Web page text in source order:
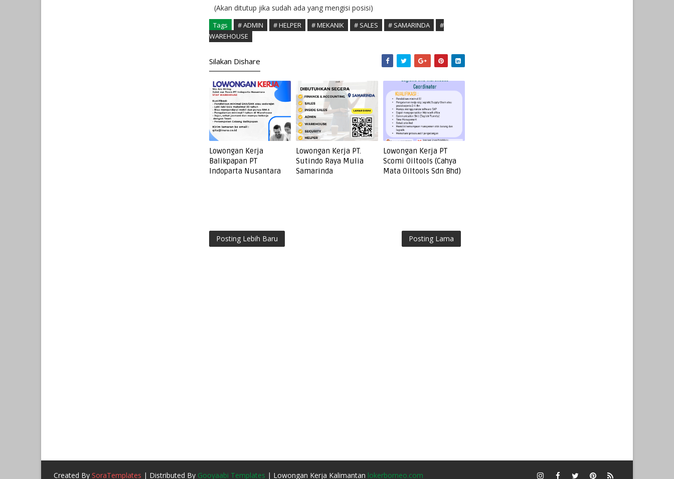
(Akan ditutup jika sudah ada yang mengisi posisi)
Tags # ADMIN # HELPER # MEKANIK # SALES # SAMARINDA
#
WAREHOUSE
Silakan Dishare
Lowongan Kerja
Balikpapan PT
Indoparta Nusantara
Lowongan Kerja PT.
Sutindo Raya Mulia
Samarinda
Lowongan Kerja PT
Scomi Oiltools (Cahya
Mata Oiltools Sdn Bhd)
Posting Lebih Baru Posting Lama
Created By SoraTemplates | Distributed By Gooyaabi Templates | Lowongan Kerja Kalimantan lokerborneo.com